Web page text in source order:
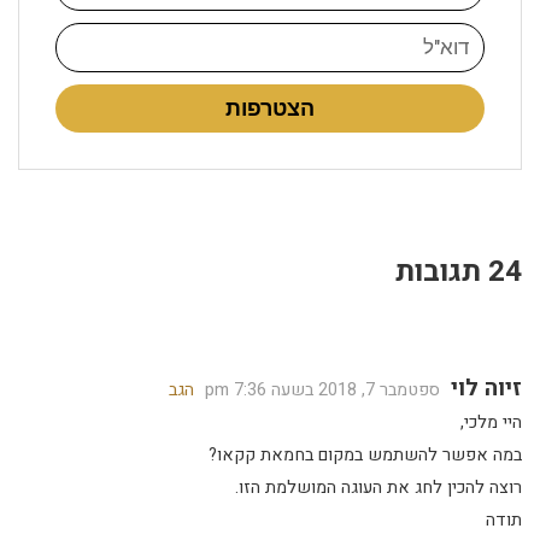
הצטרפות
24 תגובות
זיוה לוי ספטמבר 7, 2018 בשעה 7:36 pm
הגב
היי מלכי,
במה אפשר להשתמש במקום בחמאת קקאו?
רוצה להכין לחג את העוגה המושלמת הזו.
תודה